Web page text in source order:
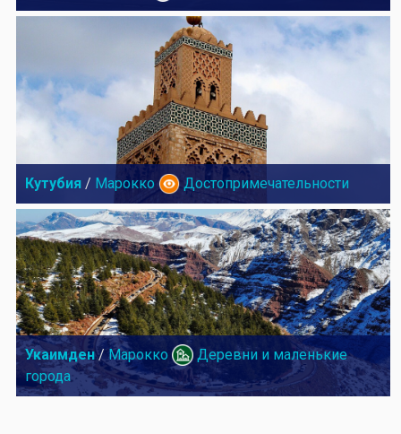
Кутубия / Марокко Достопримечательности
Укаимден/ Марокко
Деревни и маленькие
города